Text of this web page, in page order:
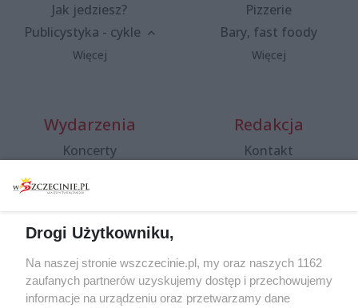
Jak jedziesz?
Publicystyka - cykle
Więcej
Pizzerie
Bary, fast foody
Więcej
Wydarzenia
Koncerty
Spacery i oprowadzania
targi
Wernisaże
Więcej
Redakcja
Kontakt
Specjalny koncert z okazji
20. urodzin portalu
wSzczecinie.pl
Drogi Użytkowniku,
Na naszej stronie wszczecinie.pl, my oraz naszych 1162
zaufanych partnerów uzyskujemy dostęp i przechowujemy
informacje na urządzeniu oraz przetwarzamy dane